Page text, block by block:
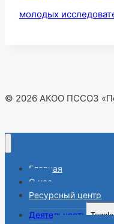
молодых
© 2026 АКОО ПССОЗ
Главная
О нас
Ресурсный центр
Деятельность